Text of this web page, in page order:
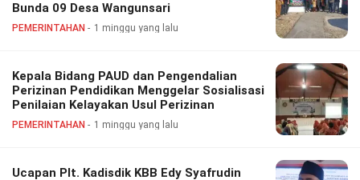
Bunda 09 Desa Wangunsari
PEMERINTAHAN 1 minggu yang lalu
Kepala Bidang PAUD dan Pengendalian
Perizinan Pendidikan Menggelar Sosialisasi
Penilaian Kelayakan Usul Perizinan
PEMERINTAHAN 1 minggu yang lalu
Ucapan Plt. Kadisdik KBB Edy Syafrudin